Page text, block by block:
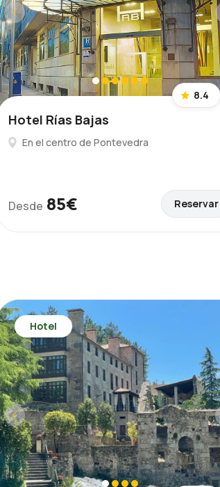
8.4
Hotel Rías Bajas
En el centro de Pontevedra
Desde 85€ Reservar
Hotel